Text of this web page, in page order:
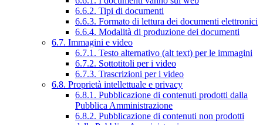
6.6.2. Tipi di documenti
6.6.3. Formato di lettura dei documenti elettronici
6.6.4. Modalità di produzione dei documenti
6.7. Immagini e video
6.7.1. Testo alternativo (alt text) per le immagini
6.7.2. Sottotitoli per i video
6.7.3. Trascrizioni per i video
6.8. Proprietà intellettuale e privacy
6.8.1. Pubblicazione di contenuti prodotti dalla
Pubblica Amministrazione
6.8.2. Pubblicazione di contenuti non prodotti